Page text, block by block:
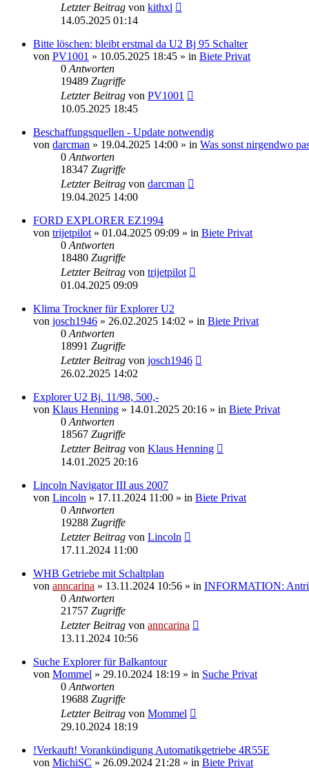
Letzter Beitrag von kithxl
14.05.2025 01:14
Bitte löschen: bleibt erstmal da U2 Bj 95 Schalter
von PV1001 » 10.05.2025 18:45 » in Biete Privat
0 Antworten
19489 Zugriffe
Letzter Beitrag von PV1001
10.05.2025 18:45
Beschaffungsquellen - Update notwendig
von darcman » 19.04.2025 14:00 » in Was sonst nirgendwo
0 Antworten
18347 Zugriffe
Letzter Beitrag von darcman
19.04.2025 14:00
FORD EXPLORER EZ1994
von trijetpilot » 01.04.2025 09:09 » in Biete Privat
0 Antworten
18480 Zugriffe
Letzter Beitrag von trijetpilot
01.04.2025 09:09
Klima Trockner für Explorer U2
von josch1946 » 26.02.2025 14:02 » in Biete Privat
0 Antworten
18991 Zugriffe
Letzter Beitrag von josch1946
26.02.2025 14:02
Explorer U2 Bj. 11/98, 500,-
von Klaus Henning » 14.01.2025 20:16 » in Biete Privat
0 Antworten
18567 Zugriffe
Letzter Beitrag von Klaus Henning
14.01.2025 20:16
Lincoln Navigator III aus 2007
von Lincoln » 17.11.2024 11:00 » in Biete Privat
0 Antworten
19288 Zugriffe
Letzter Beitrag von Lincoln
17.11.2024 11:00
WHB Getriebe mit Schaltplan
von anncarina » 13.11.2024 10:56 » in INFORMATION:
0 Antworten
21757 Zugriffe
Letzter Beitrag von anncarina
13.11.2024 10:56
Suche Explorer für Balkantour
von Mommel » 29.10.2024 18:19 » in Suche Privat
0 Antworten
19688 Zugriffe
Letzter Beitrag von Mommel
29.10.2024 18:19
!Verkauft! Vorankündigung Automatikgetriebe 4R55E
von MichiSC » 26.09.2024 21:28 » in Biete Privat